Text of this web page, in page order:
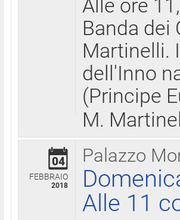
Alle ore
Banda dei
Martinelli.
dell'Inno
(Principe
M.
Palazzo
04
FEBBRAIO
2018
Alle 11